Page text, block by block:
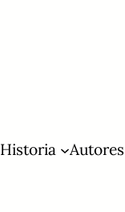
Historia Autores